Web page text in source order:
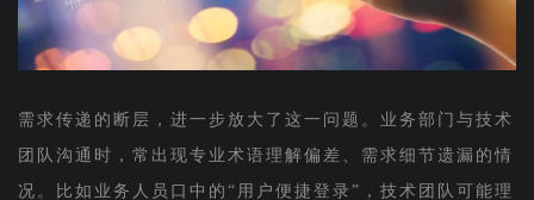
需求传递的断层，进一步放大了这一问题。业务部门与技术
团队沟通时，常出现专业术语理解偏差、需求细节遗漏的情
况。比如业务人员口中的“用户便捷登录”，技术团队可能理